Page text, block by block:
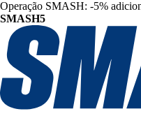
Operação SMASH: -5%
SMASH5